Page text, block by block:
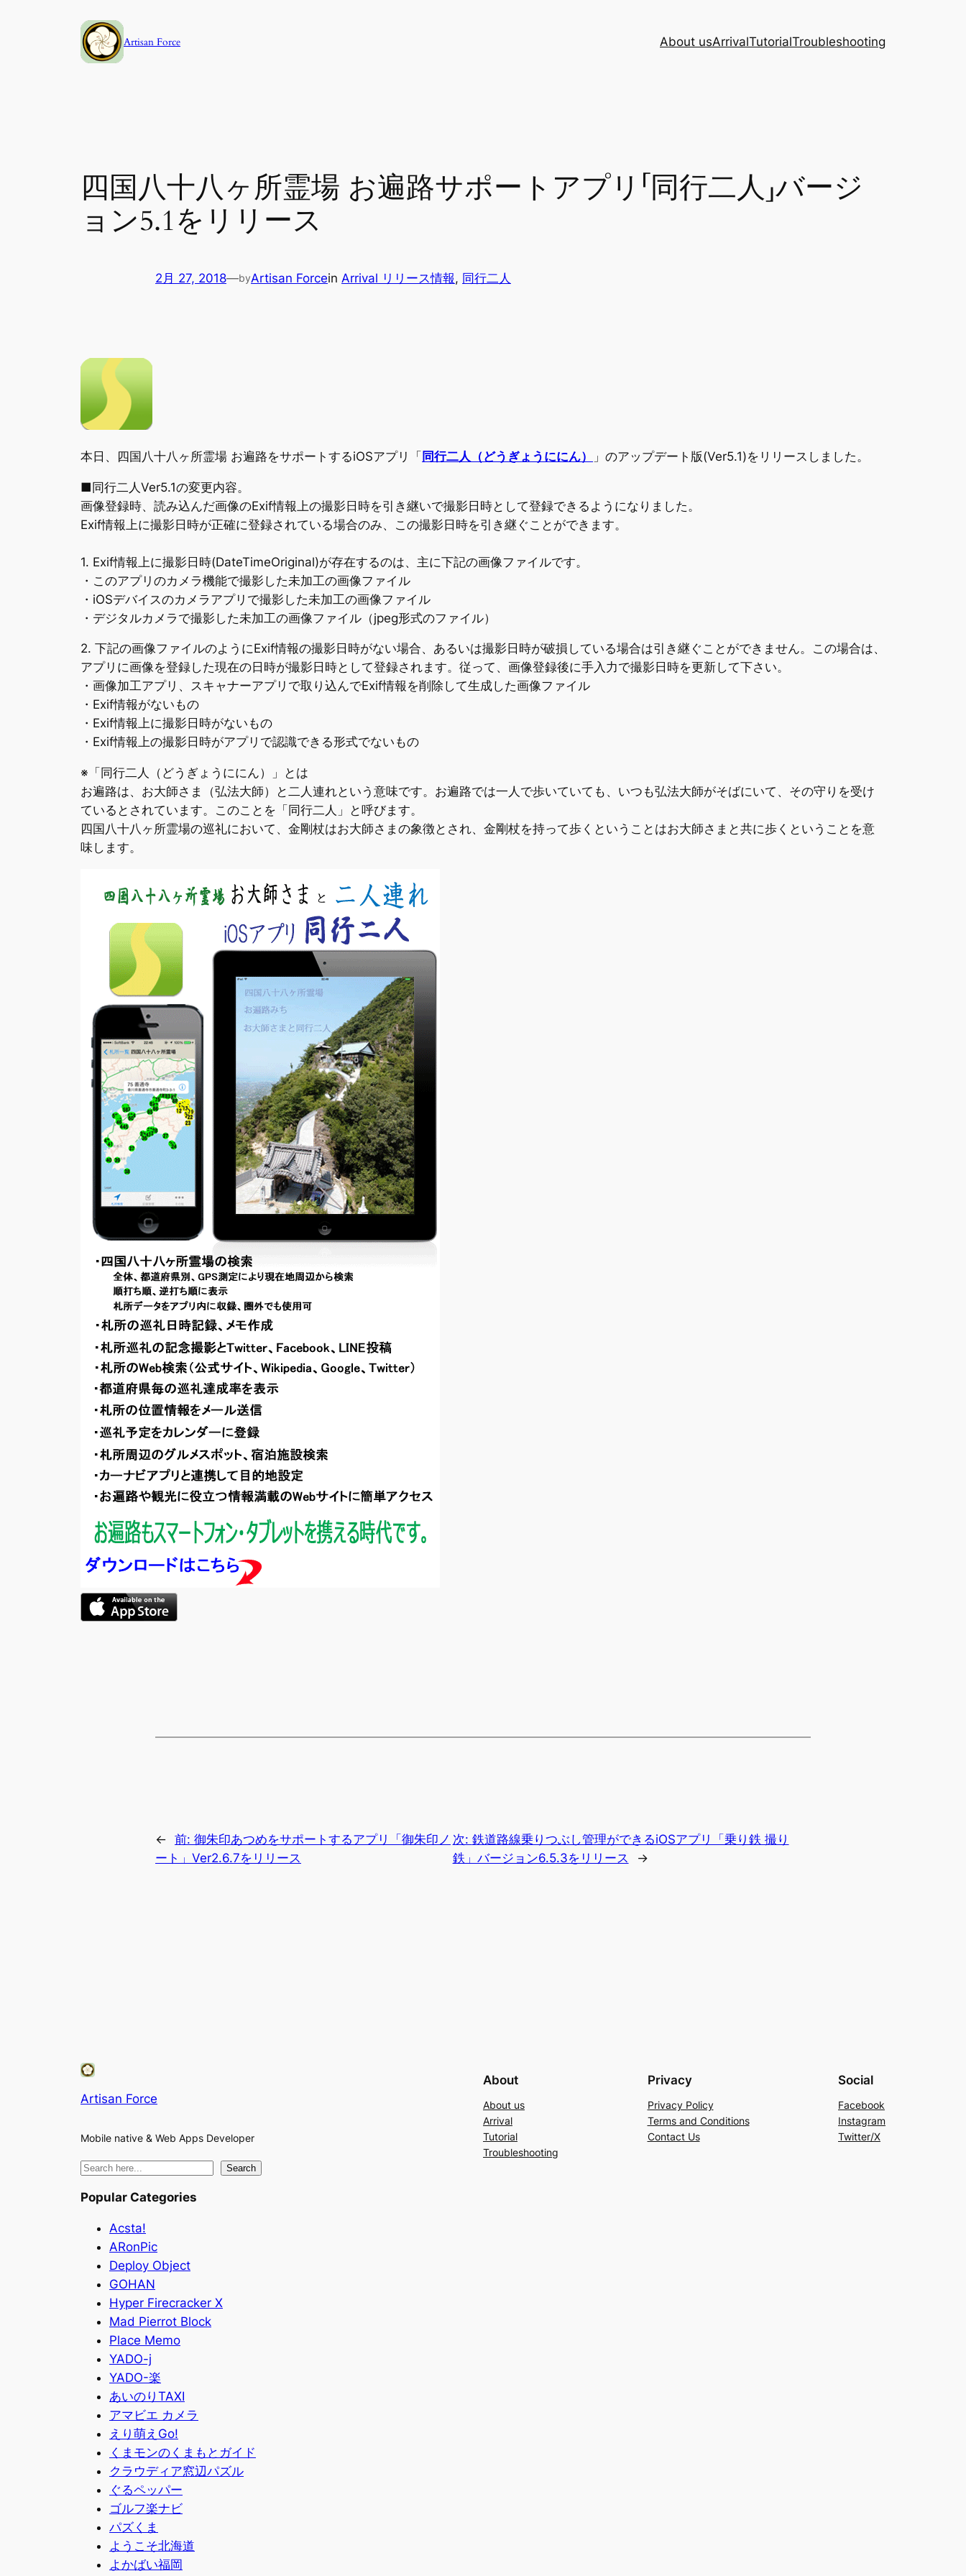
Artisan Force About usArrivalTutorialTroubleshooting
四国八十八ヶ所霊場 お遍路サポートアプリ「同行二人」バージ
ョン5.1をリリース
2月 27, 2018—byArtisan Forcein Arrival リリース情報, 同行二人
本日、四国八十八ヶ所霊場 お遍路をサポートするiOSアプリ「同行二人（どうぎょうににん） 」のアップデート版(Ver5.1)をリリースしました。
■同行二人Ver5.1の変更内容。
画像登録時、読み込んだ画像のExif情報上の撮影日時を引き継いで撮影日時として登録できるようになりました。
Exif情報上に撮影日時が正確に登録されている場合のみ、この撮影日時を引き継ぐことができます。
1. Exif情報上に撮影日時(DateTimeOriginal)が存在するのは、主に下記の画像ファイルです。
・このアプリのカメラ機能で撮影した未加工の画像ファイル
・iOSデバイスのカメラアプリで撮影した未加工の画像ファイル
・デジタルカメラで撮影した未加工の画像ファイル（jpeg形式のファイル）
2. 下記の画像ファイルのようにExif情報の撮影日時がない場合、あるいは撮影日時が破損している場合は引き継ぐことができません。この場合は、
アプリに画像を登録した現在の日時が撮影日時として登録されます。従って、画像登録後に手入力で撮影日時を更新して下さい。
・画像加工アプリ、スキャナーアプリで取り込んでExif情報を削除して生成した画像ファイル
・Exif情報がないもの
・Exif情報上に撮影日時がないもの
・Exif情報上の撮影日時がアプリで認識できる形式でないもの
※「同行二人（どうぎょうににん）」とは
お遍路は、お大師さま（弘法大師）と二人連れという意味です。お遍路では一人で歩いていても、いつも弘法大師がそばにいて、その守りを受け
ているとされています。このことを「同行二人」と呼びます。
四国八十八ヶ所霊場の巡礼において、金剛杖はお大師さまの象徴とされ、金剛杖を持って歩くということはお大師さまと共に歩くということを意
味します。
← 前: 御朱印あつめをサポートするアプリ「御朱印ノ
ート」Ver2.6.7をリリース
次: 鉄道路線乗りつぶし管理ができるiOSアプリ「乗り鉄 撮り
鉄」バージョン6.5.3をリリース
→
Artisan Force
Mobile native & Web Apps Developer
About
About us
Arrival
Tutorial
Troubleshooting
Privacy
Privacy Policy
Terms and Conditions
Contact Us
Social
Facebook
Instagram
Twitter/X
検
Search
Popular Categories
Acsta!
ARonPic
Deploy Object
GOHAN
Hyper Firecracker X
Mad Pierrot Block
Place Memo
YADO-j
YADO-楽
あいのりTAXI
アマビエ カメラ
えり萌えGo!
くまモンのくまもとガイド
クラウディア窓辺パズル
ぐるペッパー
ゴルフ楽ナビ
パズくま
ようこそ北海道
よかばい福岡